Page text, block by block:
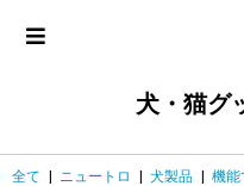
犬・猫グ
全て ニュートロ 犬製品 機能